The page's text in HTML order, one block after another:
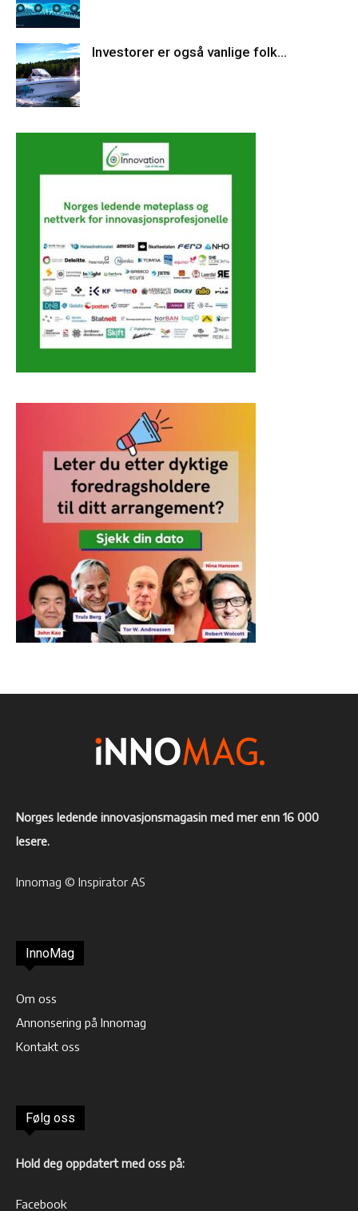
Investorer er også vanlige folk…
Norges ledende innovasjonsmagasin med mer enn 16 000
lesere.
Innomag © Inspirator AS
InnoMag
Om oss
Annonsering på Innomag
Kontakt oss
Følg oss
Hold deg oppdatert med oss på:
Facebook